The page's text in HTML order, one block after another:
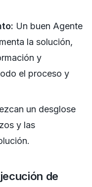
Un buen Agente
la solución,
y
el proceso y
un desglose
y las
de